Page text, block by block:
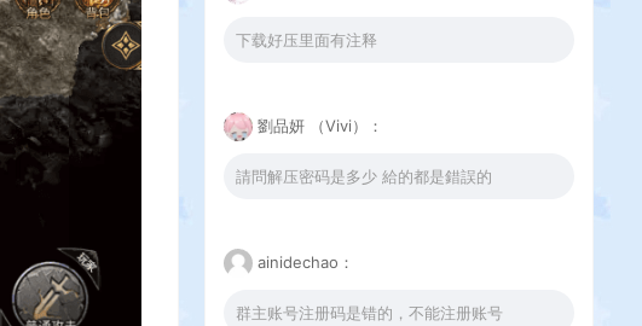
下载好压里面有注释
劉品妍 （Vivi）：
請問解压密码是多少 給的都是錯誤的
ainidechao：
群主账号注册码是错的，不能注册账号